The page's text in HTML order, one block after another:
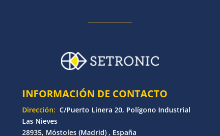
INFORMACIÓN DE CONTACTO
Dirección: C/Puerto Linera 20, Polígono Industrial
Las Nieves
28935, Móstoles (Madrid) , España